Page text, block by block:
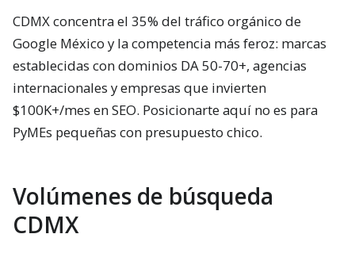
CDMX concentra el 35% del tráfico orgánico de
Google México y la competencia más feroz: marcas
establecidas con dominios DA 50-70+, agencias
internacionales y empresas que invierten
$100K+/mes en SEO. Posicionarte aquí no es para
PyMEs pequeñas con presupuesto chico.
Volúmenes de búsqueda
CDMX